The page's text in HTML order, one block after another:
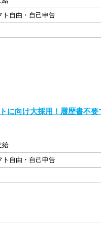
ト自由・自己申告
に向け大採用！履歴書不
給
ト自由・自己申告